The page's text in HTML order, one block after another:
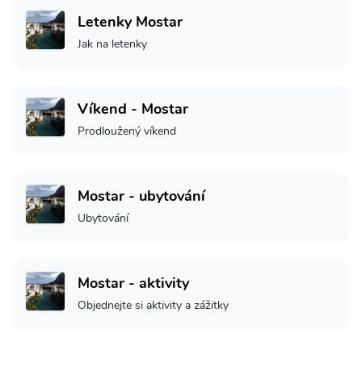
Letenky Mostar
Jak na letenky
Víkend - Mostar
Prodloužený víkend
Mostar - ubytování
Ubytování
Mostar - aktivity
Objednejte si aktivity a zážitky